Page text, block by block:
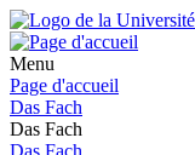
Menu
Page d'accueil
Das Fach
Das Fach
Das Fach